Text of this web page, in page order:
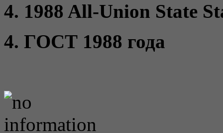
4. 1988 All-Union State
4. ГОСТ 1988 года